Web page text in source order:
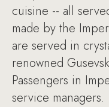
cuisine -- all
made by the
are served in
renowned
Passengers in
service managers.